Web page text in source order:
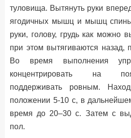
туловища. Вытянуть руки
ягодичных мышц и мышц
руки, голову, грудь как можно
при этом вытягиваются назад,
Во время выполнения
концентрировать на
поддерживать ровным.
положении 5-10 с, в
время до 20–30 с. Затем с
пол.